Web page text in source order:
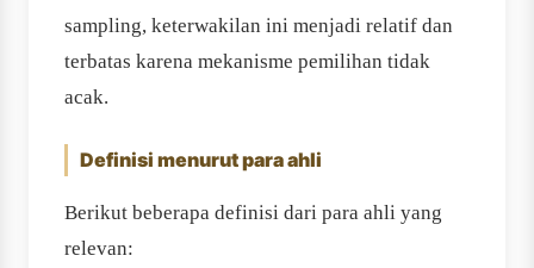
sampling, keterwakilan ini menjadi relatif dan
terbatas karena mekanisme pemilihan tidak
acak.
Definisi menurut para ahli
Berikut beberapa definisi dari para ahli yang
relevan: